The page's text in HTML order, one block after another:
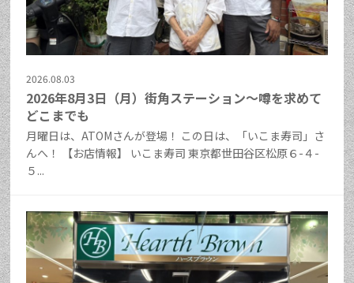
2026.08.03
2026年8月3日（月）街角ステーション～噂を求めて
どこまでも
月曜日は、ATOMさんが登場！ この日は、「いこま寿司」さ
んへ！ 【お店情報】 いこま寿司 東京都世田谷区松原６-４-
５...